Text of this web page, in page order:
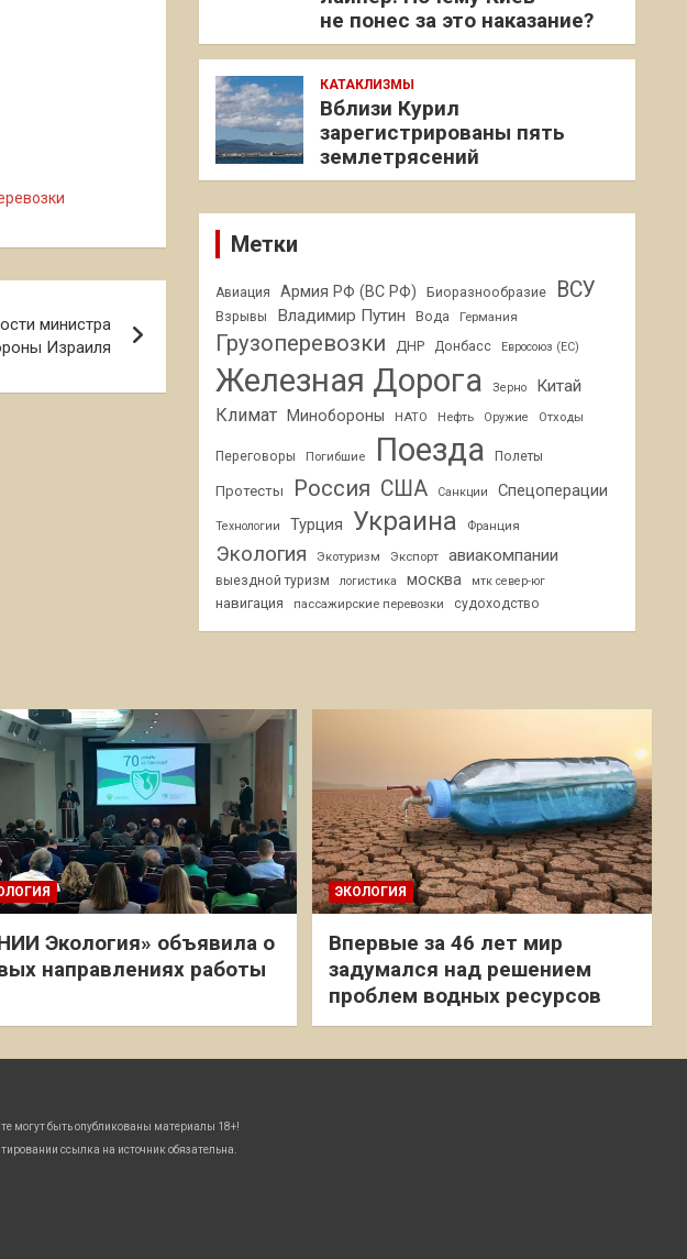
министра
Израиля
не понес за это наказание?
КАТАКЛИЗМЫ
Вблизи Курил
зарегистрированы пять
землетрясений
Метки
Авиация Армия РФ (ВС РФ) Биоразнообразие ВСУ
Взрывы Владимир Путин Вода Германия
Грузоперевозки ДНР Донбасс Евросоюз (ЕС)
Железная Дорога Зерно Китай
Климат Минобороны НАТО Нефть Оружие Отходы
Переговоры Погибшие Поезда Полеты
Протесты Россия США Санкции Спецоперации
Технологии Турция Украина Франция
Экология Экотуризм Экспорт авиакомпании
выездной туризм логистика москва мтк север-юг
навигация пассажирские перевозки судоходство
Экология» объявила о
направлениях работы
ЭКОЛОГИЯ
Впервые за 46 лет мир
задумался над решением
проблем водных ресурсов
могут быть опубликованы материалы 18+!
ссылка на источник обязательна.